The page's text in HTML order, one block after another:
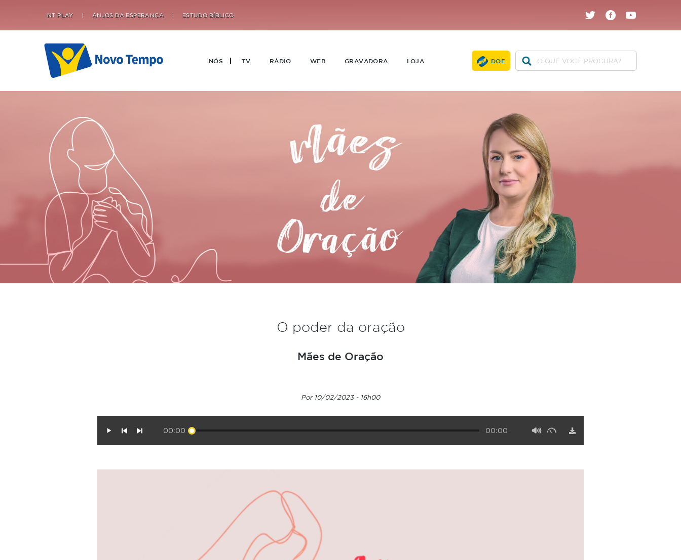
NÓS TV RÁDIO WEB
NT PLAY ANJOS DA ESPERANÇA ESTUDO BÍBLICO
GRAVADORA LOJA DOE
O poder da oração
Mães de Oração
Por 10/02/2023 - 16h00
00:00 00:00